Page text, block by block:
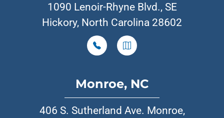
1090 Lenoir-Rhyne Blvd., SE
Hickory, North Carolina 28602
Monroe, NC
406 S. Sutherland Ave. Monroe,